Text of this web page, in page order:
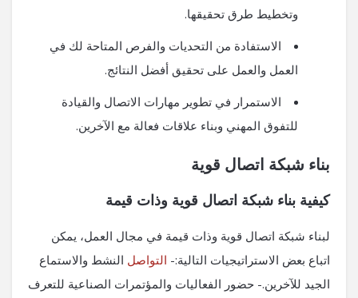
وتخطيط طرق تحقيقها.
الاستفادة من التحديات والفرص المتاحة لك في
العمل والعمل على تحقيق أفضل النتائج.
الاستمرار في تطوير مهارات الاتصال والقيادة
للتفوق المهني وبناء علاقات فعالة مع الآخرين.
بناء شبكة اتصال قوية
كيفية بناء شبكة اتصال قوية وذات قيمة
لبناء شبكة اتصال قوية وذات قيمة في مجال العمل، يمكن
اتباع بعض الاستراتيجيات التالية:- التواصل النشط والاستماع
الجيد للآخرين.- حضور الفعاليات والمؤتمرات الصناعية للتعرف